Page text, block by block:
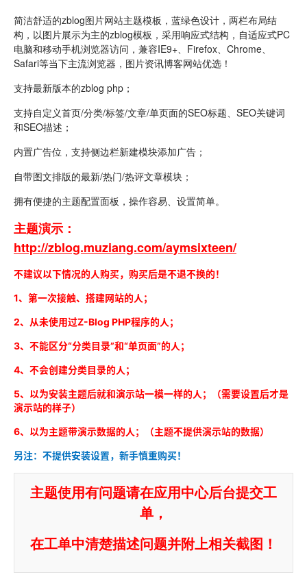
简洁舒适的zblog图片网站主题模板，蓝绿色设计，两栏布局结
构，以图片展示为主的zblog模板，采用响应式结构，自适应式PC
电脑和移动手机浏览器访问，兼容IE9+、Firefox、Chrome、
Safari等当下主流浏览器，图片资讯博客网站优选！
支持最新版本的zblog php；
支持自定义首页/分类/标签/文章/单页面的SEO标题、SEO关键词
和SEO描述；
内置广告位，支持侧边栏新建模块添加广告；
自带图文排版的最新/热门/热评文章模块；
拥有便捷的主题配置面板，操作容易、设置简单。
主题演示：
http://zblog.muziang.com/aymsixteen/
不建议以下情况的人购买，购买后是不退不换的！
1、第一次接触、搭建网站的人；
2、从未使用过Z-Blog PHP程序的人；
3、不能区分“分类目录”和“单页面”的人；
4、不会创建分类目录的人；
5、以为安装主题后就和演示站一模一样的人；（需要设置后才是
演示站的样子）
6、以为主题带演示数据的人；（主题不提供演示站的数据）
另注：不提供安装设置，新手慎重购买！
主题使用有问题请在应用中心后台提交工
单，
在工单中清楚描述问题并附上相关截图！